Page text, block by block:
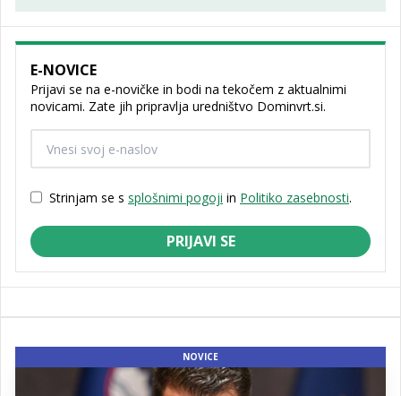
E-NOVICE
Prijavi se na e-novičke in bodi na tekočem z aktualnimi
novicami. Zate jih pripravlja uredništvo Dominvrt.si.
Strinjam se s splošnimi pogoji in Politiko zasebnosti.
PRIJAVI SE
NOVICE